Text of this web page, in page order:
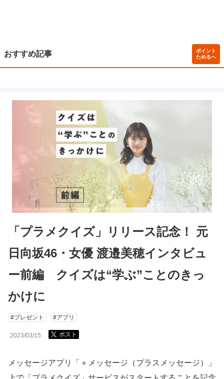
おすすめ記事
ポイント
ためるへ
「プラメクイズ」リリース記念！ 元
日向坂46・女優 渡邉美穂インタビュ
ー前編 クイズは“学ぶ”ことのきっ
かけに
#プレゼント #アプリ
2023/03/15 ポスト
メッセージアプリ「＋メッセージ（プラスメッセージ）」